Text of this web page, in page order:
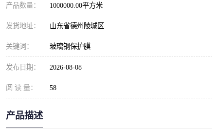
产品数量： 1000000.00平方米
发货地址： 山东省德州陵城区
关键词： 玻璃钢保护膜
发布日期： 2026-08-08
阅 读 量： 58
产品描述